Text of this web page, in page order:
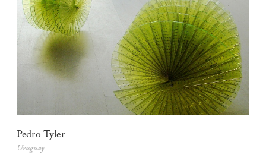
Pedro Tyler
Uruguay